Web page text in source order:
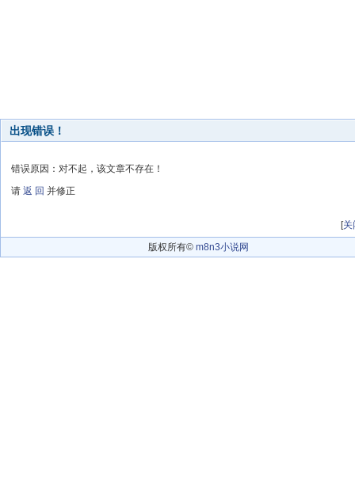
出现错误！
错误原因：对不起，该文章不存在！
请 返 回 并修正
[关
版权所有© m8n3小说网